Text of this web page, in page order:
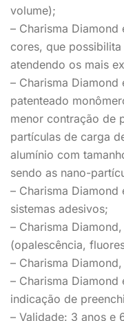
volume);
– Charisma Diamond
cores, que
atendendo os mais
– Charisma
patenteado
menor contração de
partículas de carga
alumínio com
sendo as nano-
– Charisma
sistemas adesivos;
– Charisma
(opalescência,
– Charisma
– Charisma
indicação de
– Validade: 3 anos e